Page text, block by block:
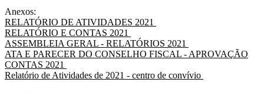
Anexos:
RELATÓRIO DE ATIVIDADES 2021
RELATÓRIO E CONTAS 2021
ASSEMBLEIA GERAL - RELATÓRIOS 2021
ATA E PARECER DO CONSELHO FISCAL - APROVAÇÃO
CONTAS 2021
Relatório de Atividades de 2021 - centro de convívio